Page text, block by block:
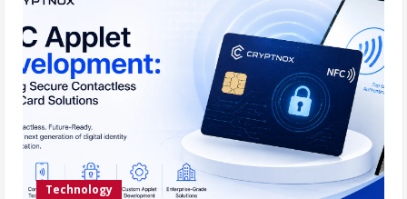
Technology